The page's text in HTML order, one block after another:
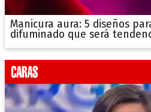
Manicura aura: 5 diseños
difuminado que será